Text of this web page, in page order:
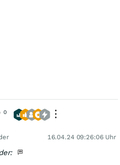
0
16.04.24 09:26:06 Uhr